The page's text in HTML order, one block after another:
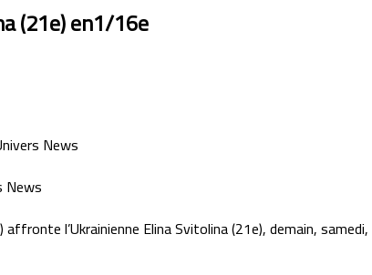
(21e) en1/16e
affronte l’Ukrainienne Elina Svitolina (21e), demain,